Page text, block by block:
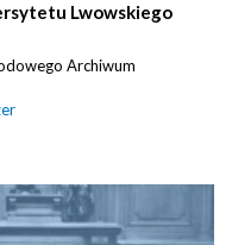
Lwowskiego
Archiwum